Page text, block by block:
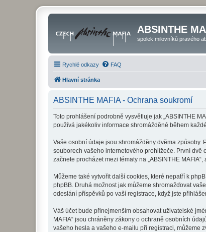
ABSINTHE
spolek milovníků pravého
Rychlé odkazy FAQ
Hlavní stránka
ABSINTHE MAFIA - Ochrana soukromí
Toto prohlášení podrobně vysvětluje jak „ABSINTHE
používá jakékoliv informace shromážděné během
Vaše osobní údaje jsou shromážděny dvěma způsoby.
souborech vašeho internetového prohlížeče. První dvě
začnete procházet mezi tématy na „ABSINTHE
Můžeme také vytvořit další cookies, které nepatří k
phpBB. Druhá možnost jak můžeme shromažďovat
odeslání příspěvků po vaší registrace, když jste
Váš účet bude přinejmenším obsahovat uživatelské
MAFIA“ jsou chráněny zákony o ochraně osobních
vašeho hesla a vašeho e-mailu při registraci, můžeme